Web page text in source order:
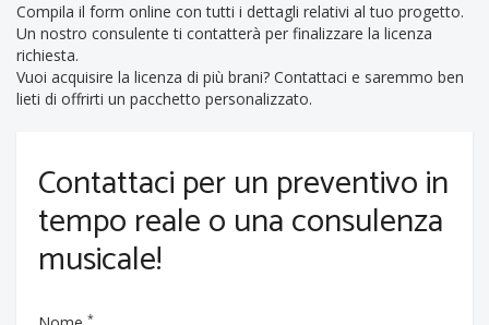
Compila il form online con tutti i dettagli relativi al tuo progetto.
Un nostro consulente ti contatterà per finalizzare la licenza
richiesta.
Vuoi acquisire la licenza di più brani? Contattaci e saremmo ben
lieti di offrirti un pacchetto personalizzato.
Contattaci per un preventivo in
tempo reale o una consulenza
musicale!
*